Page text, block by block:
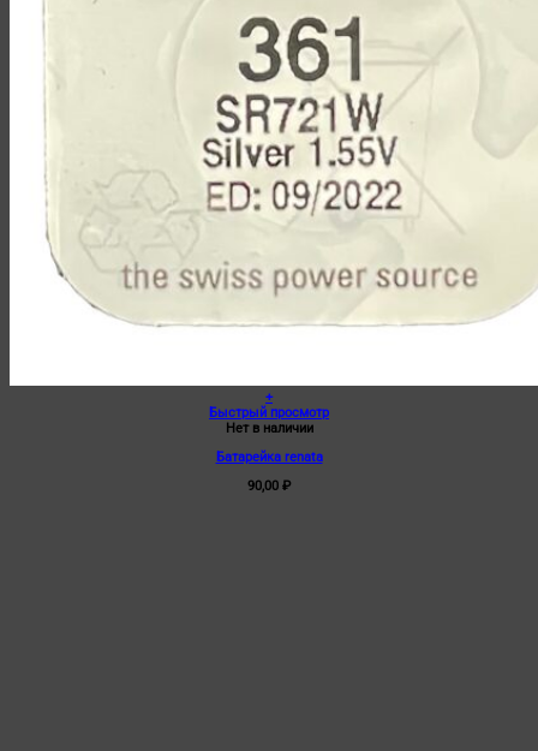
+
Быстрый просмотр
Нет в наличии
Батарейка renata
90,00 ₽